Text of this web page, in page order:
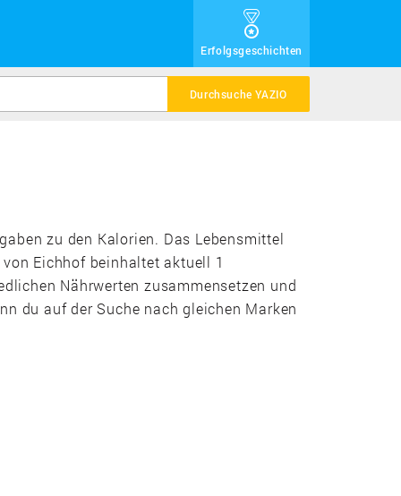
Erfolgsgeschichten
Durchsuche YAZIO
zu den Kalorien. Das Lebensmittel
Eichhof beinhaltet aktuell 1
Nährwerten zusammensetzen und
du auf der Suche nach gleichen Marken